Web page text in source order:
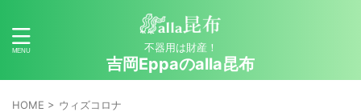
不器用は財産！
吉岡Eppaのalla昆布
HOME > ウィズコロナ